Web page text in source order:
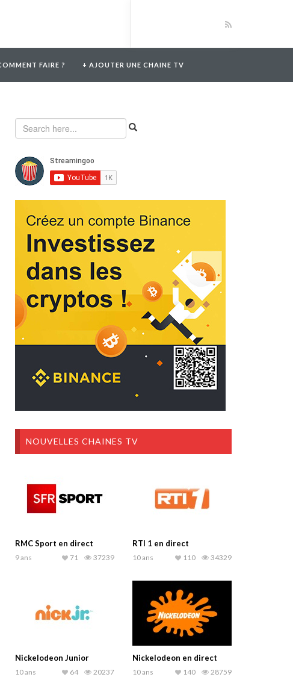
FAIRE ? + AJOUTER UNE CHAINE TV
NOUVELLES CHAINES TV
RMC Sport en direct
9 ans 37239
71
RTI 1 en direct
10 ans 34329
110
Nickelodeon Junior
10 ans 20237
64
Nickelodeon en direct
10 ans 28759
140